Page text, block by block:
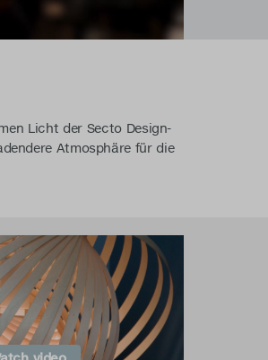
Licht der Secto Design-
Atmosphäre für die